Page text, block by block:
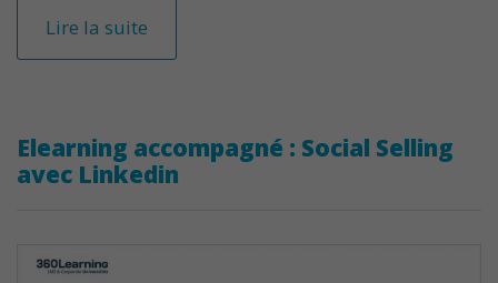
Lire la suite
Elearning accompagné : Social Selling
avec Linkedin